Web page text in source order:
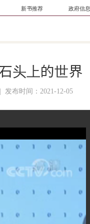
新书推荐 政府信息
头上的世界
发布时间：2021-12-05